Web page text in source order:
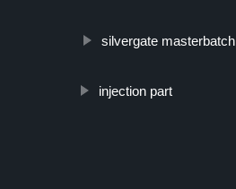
silvergate masterbatch
injection part